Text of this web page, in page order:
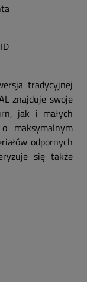
tradycyjnej
znajduje swoje
jak i małych
maksymalnym
odpornych
się także